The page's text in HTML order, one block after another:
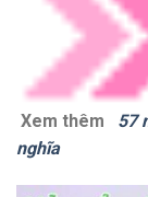
Xem thêm
57
nghĩa